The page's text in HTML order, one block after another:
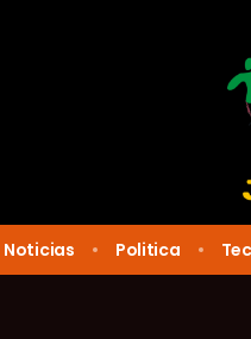
Noticias Politica